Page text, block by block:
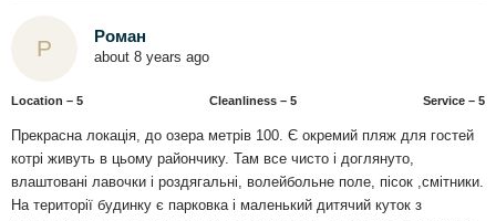
Р Роман
about 8 years ago
Location – 5 Сleanliness – 5 Service – 5
Прекрасна локація, до озера метрів 100. Є окремий пляж для гостей
котрі живуть в цьому райончику. Там все чисто і доглянуто,
влаштовані лавочки і роздягальні, волейбольне поле, пісок ,смітники.
На території будинку є парковка і маленький дитячий куток з